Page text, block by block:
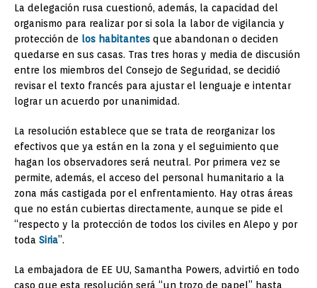
La delegación rusa cuestionó, además, la capacidad del
organismo para realizar por si sola la labor de vigilancia y
protección de los habitantes que abandonan o deciden
quedarse en sus casas. Tras tres horas y media de discusión
entre los miembros del Consejo de Seguridad, se decidió
revisar el texto francés para ajustar el lenguaje e intentar
lograr un acuerdo por unanimidad.
La resolución establece que se trata de reorganizar los
efectivos que ya están en la zona y el seguimiento que
hagan los observadores será neutral. Por primera vez se
permite, además, el acceso del personal humanitario a la
zona más castigada por el enfrentamiento. Hay otras áreas
que no están cubiertas directamente, aunque se pide el
“respecto y la protección de todos los civiles en Alepo y por
toda Siria”.
La embajadora de EE UU, Samantha Powers, advirtió en todo
caso que esta resolución será “un trozo de papel” hasta